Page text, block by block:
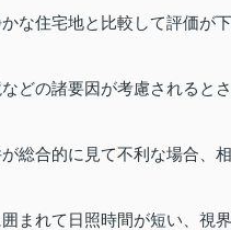
な住宅地と比較して評価が下
どの諸要因が考慮されるとさ
総合的に見て不利な場合、相
まれて日照時間が短い、視界